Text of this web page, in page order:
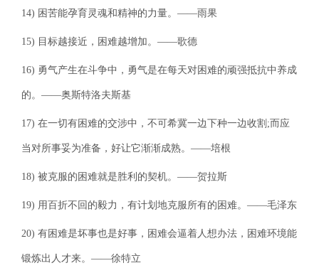
14) 困苦能孕育灵魂和精神的力量。——雨果
15) 目标越接近，困难越增加。——歌德
16) 勇气产生在斗争中，勇气是在每天对困难的顽强抵抗中养成
的。——奥斯特洛夫斯基
17) 在一切有困难的交涉中，不可希冀一边下种一边收割;而应
当对所事妥为准备，好让它渐渐成熟。——培根
18) 被克服的困难就是胜利的契机。——贺拉斯
19) 用百折不回的毅力，有计划地克服所有的困难。——毛泽东
20) 有困难是坏事也是好事，困难会逼着人想办法，困难环境能
锻炼出人才来。——徐特立